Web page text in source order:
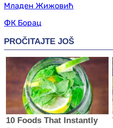
Младен Жижовић
ФК Борац